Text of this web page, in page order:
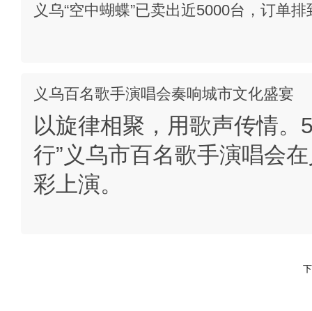
义乌“空中蝴蝶”已卖出近5000台，订单
义乌百名歌手演唱会奏响城市文化盛宴
以旋律相聚，用歌声传情。
行”义乌市百名歌手演唱会
彩上演。